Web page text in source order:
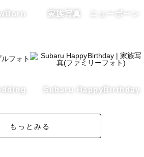
ありのままの今の姿を残しておりま
を行っておりますので事前のやりと
です✨
家族写真 ニューボーン
Subaru HappyBirthday
もっとみる